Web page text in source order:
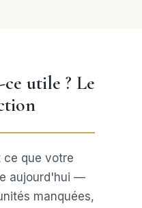
utile ? Le
ce que votre
aujourd'hui —
manquées,